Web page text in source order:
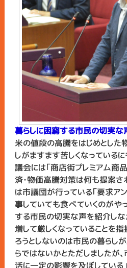
暮らしに困窮する市民の切実な
米の値段の高騰をはじめとした
しがますます苦しくなっている
議会には「商店街プレミアム商
済・物価高騰対策は何も提案さ
は市議団が行っている「要求ア
事していても食べていくのがや
する市民の切実な声を紹介し
増して厳しくなっていることを
ろうとしないのは市民の暮らし
らではないかとただしましたが
活に一定の影響を及ぼしている